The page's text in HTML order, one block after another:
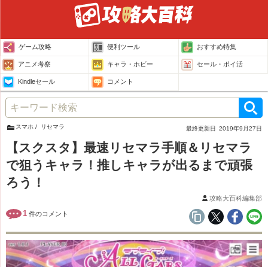
ゲーム攻略 便利ツール おすすめ特集
アニメ考察 キャラ・ホビー セール・ポイ活
Kindleセール コメント
スマホ リセマラ 最終更新日 2019年9月27日
【スクスタ】最速リセマラ手順＆リセマラ
で狙うキャラ！推しキャラが出るまで頑張
ろう！
攻略大百科編集部
1 件のコメント